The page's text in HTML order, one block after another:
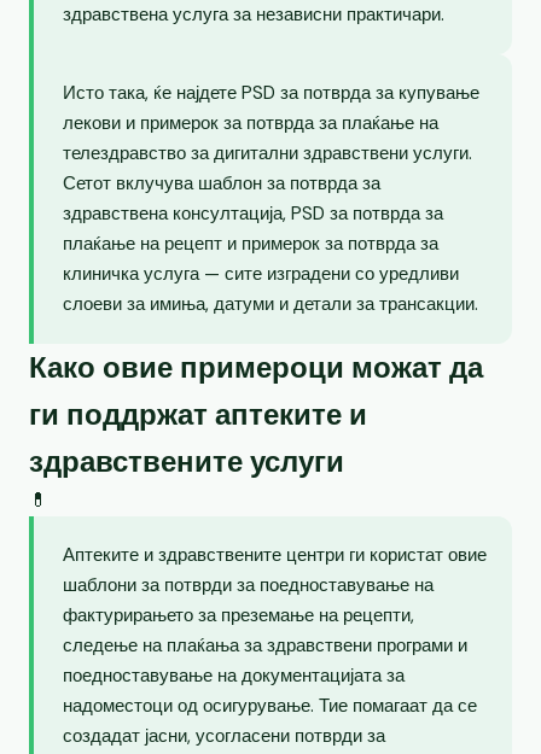
здравствена услуга за независни практичари.
Исто така, ќе најдете PSD за потврда за купување
лекови и примерок за потврда за плаќање на
телездравство за дигитални здравствени услуги.
Сетот вклучува шаблон за потврда за
здравствена консултација, PSD за потврда за
плаќање на рецепт и примерок за потврда за
клиничка услуга — сите изградени со уредливи
слоеви за имиња, датуми и детали за трансакции.
Како овие примероци можат да
ги поддржат аптеките и
здравствените услуги
💊
Аптеките и здравствените центри ги користат овие
шаблони за потврди за поедноставување на
фактурирањето за преземање на рецепти,
следење на плаќања за здравствени програми и
поедноставување на документацијата за
надоместоци од осигурување. Тие помагаат да се
создадат јасни, усогласени потврди за